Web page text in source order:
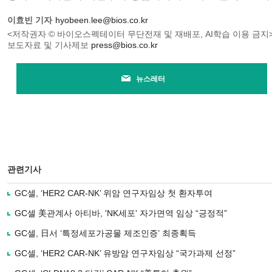
이효빈 기자 hyobeen.lee@bios.co.kr
<저작권자 © 바이오스펙테이터 무단전재 및 재배포, AI학습 이용 금지
보도자료 및 기사제보 press@bios.co.kr
뉴스레터
관련기사
GC셀, ‘HER2 CAR-NK’ 위암 연구자임상 첫 환자투여
GC셀 美관계사 아티바, 'NK세포' 자가면역 임상 “긍정적”
GC셀, 日서 ‘특정세포가공물 제조인증’ 최종획득
GC셀, ‘HER2 CAR-NK’ 유방암 연구자임상 “국가과제 선정”